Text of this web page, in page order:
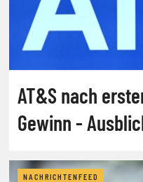
AT&S nach
Gewinn -
NACHRICHTENFEED